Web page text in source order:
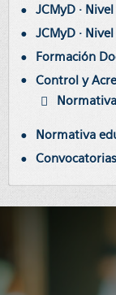
JCMyD ·
JCMyD ·
Formación
Control y
Normativa